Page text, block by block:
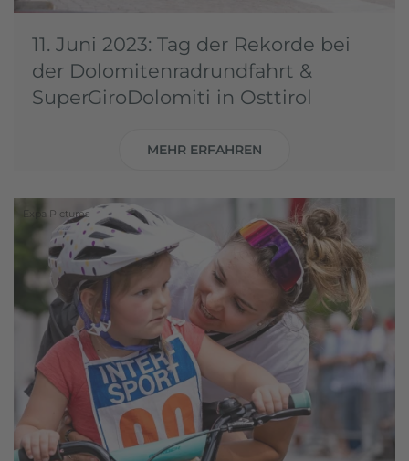
11. Juni 2023: Tag der Rekorde bei
der Dolomitenradrundfahrt &
SuperGiroDolomiti in Osttirol
MEHR ERFAHREN
Expa Pictures